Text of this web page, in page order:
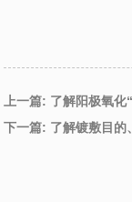
上一篇: 了解阳极氧化
下一篇: 了解镀敷目的